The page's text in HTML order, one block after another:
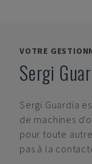
VOTRE
Sergi
Sergi Guardia
de machines
pour toute
pas à la